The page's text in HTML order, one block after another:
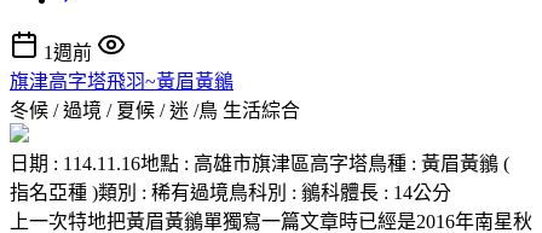
1週前
旗津高字塔飛羽~黃眉黃鶲
冬候 / 過境 / 夏候 / 迷 /鳥 生活綜合
日期 : 114.11.16地點 : 高雄市旗津區高字塔鳥種 : 黃眉黃鶲 (
指名亞種 )類別 : 稀有過境鳥科別 : 鶲科體長 : 14公分
上一次特地把黃眉黃鶲單獨寫一篇文章時已經是2016年南星秋